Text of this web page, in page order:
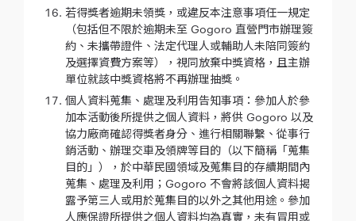
若得獎者逾期未領獎，或違反本注意事項任一規定
（包括但不限於逾期未至 Gogoro 直營門市辦理簽
約、未攜帶證件、法定代理人或輔助人未陪同簽約
及選擇資費方案等），視同放棄中獎資格，且主辦
單位就該中獎資格將不再辦理抽獎。
個人資料蒐集、處理及利用告知事項：參加人於參
加本活動後所提供之個人資料，將供 Gogoro 以及
協力廠商確認得獎者身分、進行相關聯繫、從事行
銷活動、辦理交車及領牌等目的（以下簡稱「蒐集
目的」），於中華民國領域及蒐集目的存續期間內
蒐集、處理及利用；Gogoro 不會將該個人資料揭
露予第三人或用於蒐集目的以外之其他用途。參加
人應保證所提供之個人資料均為真實，未有冒用或